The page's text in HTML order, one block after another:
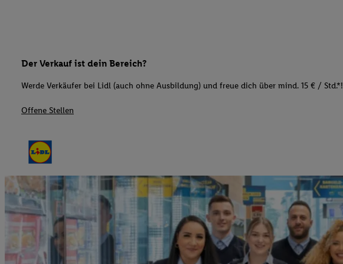
Der Verkauf ist dein Bereich?
Werde Verkäufer bei Lidl (auch ohne Ausbildung) und freue dich über mind. 15 € / Std.*!
Offene Stellen